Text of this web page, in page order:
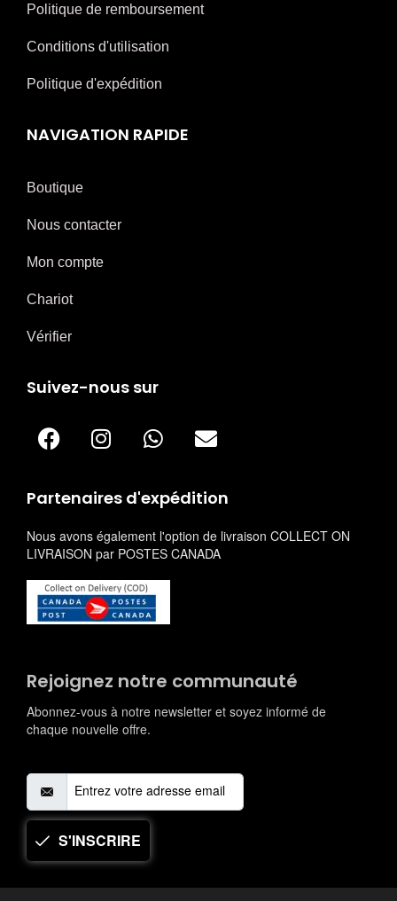
Politique de remboursement
Conditions d'utilisation
Politique d'expédition
NAVIGATION RAPIDE
Boutique
Nous contacter
Mon compte
Chariot
Vérifier
Suivez-nous sur
Partenaires d'expédition
Nous avons également l'option de livraison COLLECT ON
LIVRAISON par POSTES CANADA
Rejoignez notre communauté
Abonnez-vous à notre newsletter et soyez informé de
chaque nouvelle offre.
S'INSCRIRE